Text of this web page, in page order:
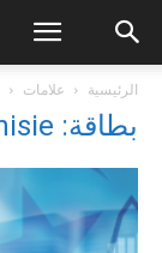
الرئيسية علامات
بطاقة: prix de l’immobilier en Tunisie